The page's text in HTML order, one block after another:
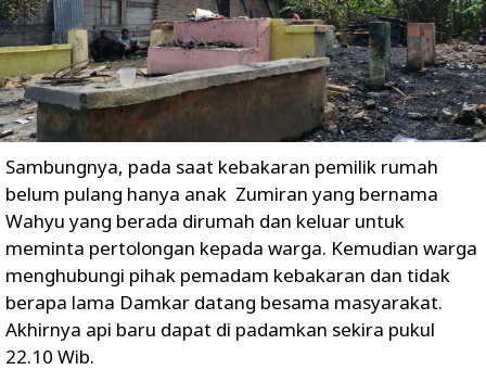
Sambungnya, pada saat kebakaran pemilik rumah
belum pulang hanya anak Zumiran yang bernama
Wahyu yang berada dirumah dan keluar untuk
meminta pertolongan kepada warga. Kemudian warga
menghubungi pihak pemadam kebakaran dan tidak
berapa lama Damkar datang besama masyarakat.
Akhirnya api baru dapat di padamkan sekira pukul
22.10 Wib.